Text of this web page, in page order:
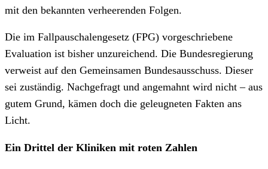
mit den bekannten verheerenden Folgen.
Die im Fallpauschalengesetz (FPG) vorgeschriebene
Evaluation ist bisher unzureichend. Die Bundesregierung
verweist auf den Gemeinsamen Bundesausschuss. Dieser
sei zuständig. Nachgefragt und angemahnt wird nicht – aus
gutem Grund, kämen doch die geleugneten Fakten ans
Licht.
Ein Drittel der Kliniken mit roten Zahlen